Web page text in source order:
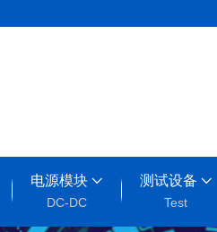
电源模块
DC-DC
测试设备
Test